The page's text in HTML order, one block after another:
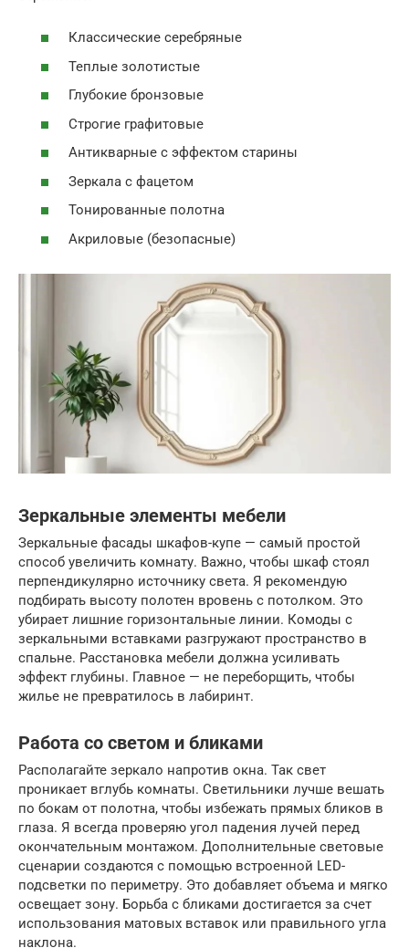
Классические серебряные
Теплые золотистые
Глубокие бронзовые
Строгие графитовые
Антикварные с эффектом старины
Зеркала с фацетом
Тонированные полотна
Акриловые (безопасные)
Зеркальные элементы мебели
Зеркальные фасады шкафов-купе — самый простой
способ увеличить комнату. Важно, чтобы шкаф стоял
перпендикулярно источнику света. Я рекомендую
подбирать высоту полотен вровень с потолком. Это
убирает лишние горизонтальные линии. Комоды с
зеркальными вставками разгружают пространство в
спальне. Расстановка мебели должна усиливать
эффект глубины. Главное — не переборщить, чтобы
жилье не превратилось в лабиринт.
Работа со светом и бликами
Располагайте зеркало напротив окна. Так свет
проникает вглубь комнаты. Светильники лучше вешать
по бокам от полотна, чтобы избежать прямых бликов в
глаза. Я всегда проверяю угол падения лучей перед
окончательным монтажом. Дополнительные световые
сценарии создаются с помощью встроенной LED-
подсветки по периметру. Это добавляет объема и мягко
освещает зону. Борьба с бликами достигается за счет
использования матовых вставок или правильного угла
наклона.